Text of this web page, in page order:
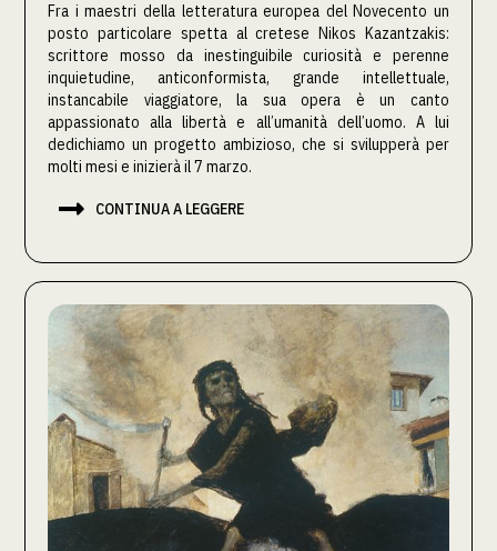
Fra i maestri della letteratura europea del Novecento un
posto particolare spetta al cretese Nikos Kazantzakis:
scrittore mosso da inestinguibile curiosità e perenne
inquietudine, anticonformista, grande intellettuale,
instancabile viaggiatore, la sua opera è un canto
appassionato alla libertà e all’umanità dell’uomo. A lui
dedichiamo un progetto ambizioso, che si svilupperà per
molti mesi e inizierà il 7 marzo.
 CONTINUA A LEGGERE